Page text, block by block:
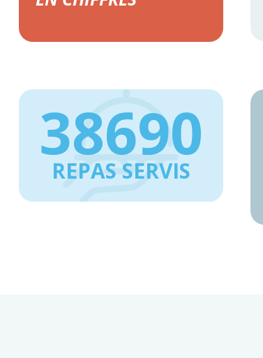
38690
REPAS SERVIS